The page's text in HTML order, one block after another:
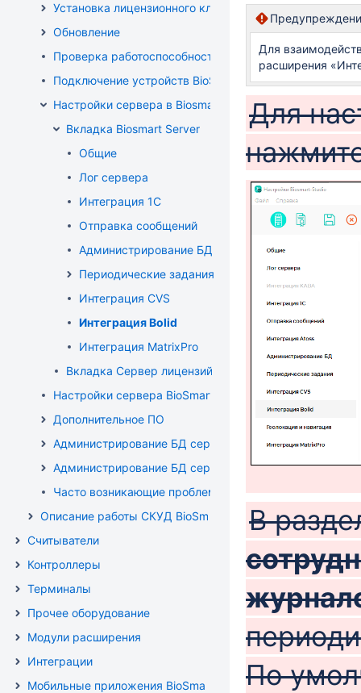
Установка лицензионного ключа
Обновление
Проверка работоспособности основных служб
Подключение устройств BioSmart
Настройки сервера в Biosmart Admin для ПК с ОС
Вкладка Biosmart Server
Общие
Лог сервера
Интеграция 1С
Отправка сообщений
Администрирование БД
Периодические задания
Интеграция CVS
Интеграция Bolid
Интеграция MatrixPro
Вкладка Сервер лицензий
Настройки сервера BioSmart для ПК с ОС Astra Linux
Дополнительное ПО
Администрирование БД сервера BioSmart для ПК с ОС
Администрирование БД сервера BioSmart для ПК с ОС
Часто возникающие проблемы и методы их решения
Описание работы СКУД BioSmart в режиме "Шаблон на
Считыватели
Контроллеры
Терминалы
Прочее оборудование
Модули расширения
Интеграции
Мобильные приложения BioSmart
Для
расширения
Для
В
По